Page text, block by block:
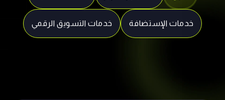
خدمات الإستضافة خدمات التسويق الرقمي